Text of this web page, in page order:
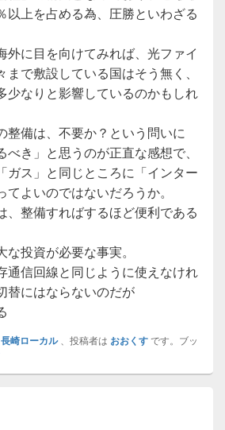
以上を占める為、圧勝といわざる
外に目を向けてみれば、光ファイ
で敷設している国はそう無く、
少なりと影響しているのかもしれ
整備は、不要か？という問いに
き」と思うのが正直な感想で、
ガス」と同じところに「インター
よいのではないだろうか。
、整備すればするほど便利である
投資が必要な事実。
通信回線と同じように使えなけれ
替にはならないのだが
長崎ローカル、投稿者は おおくすです。ブッ